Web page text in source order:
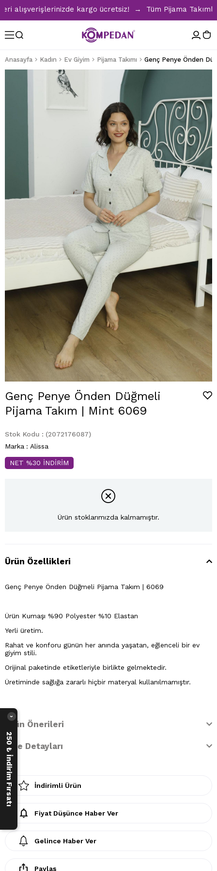
alışverişlerinizde kargo ücretsiz! → Tüm Pijama
Anasayfa Kadın Ev Giyim Pijama Takımı Genç Penye Önden
Genç Penye Önden Düğmeli
Pijama Takım | Mint 6069
Stok Kodu
(2072176087)
Marka : Alissa
NET %30 İNDİRİM
Ürün stoklarımızda kalmamıştır.
Ürün Özellikleri
Genç Penye Önden Düğmeli Pijama Takım | 6069
Ürün Kumaşı %90 Polyester %10 Elastan
Yerli üretim.
Rahat ve konforu günün her anında yaşatan, eğlenceli bir ev
giyim stili.
Orijinal paketinde etiketleriyle birlikte gelmektedir.
Üretiminde sağlığa zararlı hiçbir materyal kullanılmamıştır.
Ürün Önerileri
İade Detayları
İndirimli Ürün
Fiyat Düşünce Haber Ver
Gelince Haber Ver
Paylaş
250 ₺ İndirim Fırsatı
›